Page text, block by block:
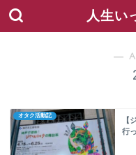
人生い
―
オタク活動記
【
行